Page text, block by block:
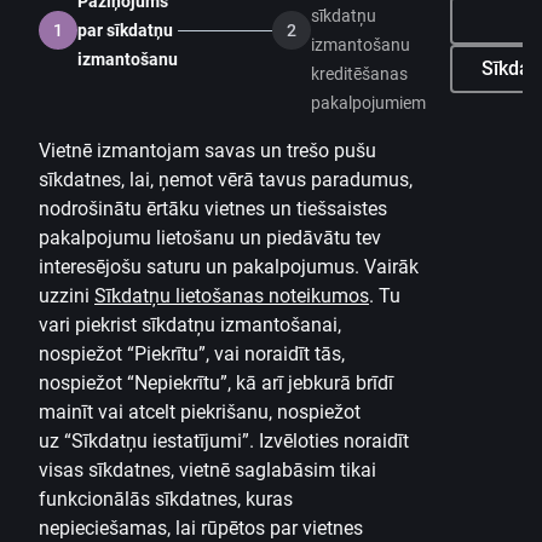
1
par sīkdatņu
izmantošanu
2
sīkdatņu
izmantošanu
kreditēšanas
pakalpojumiem
Vietnē izmantojam savas un trešo pušu
sīkdatnes, lai, ņemot vērā tavus paradumus,
nodrošinātu ērtāku vietnes un tiešsaistes
pakalpojumu lietošanu un piedāvātu tev
interesējošu saturu un pakalpojumus. Vairāk
uzzini Sīkdatņu lietošanas noteikumos. Tu
vari piekrist sīkdatņu izmantošanai,
nospiežot “Piekrītu”, vai noraidīt tās,
nospiežot “Nepiekrītu”, kā arī jebkurā brīdī
mainīt vai atcelt piekrišanu, nospiežot
uz “Sīkdatņu iestatījumi”. Izvēloties noraidīt
visas sīkdatnes, vietnē saglabāsim tikai
funkcionālās sīkdatnes, kuras
nepieciešamas, lai rūpētos par vietnes
Cenrādis privātpersonām
Cenrādis uzņēmumiem
Piekļūstamība
Lapas karte
Developers Portal
(PSD2)
citadele.lt citadele.ee